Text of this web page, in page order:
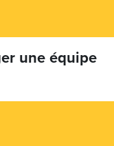
une équipe